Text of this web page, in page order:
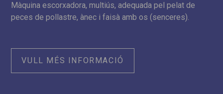
Màquina escorxadora, multiús, adequada pel pelat de
peces de pollastre, ànec i faisà amb os (senceres).
VULL MÉS INFORMACIÓ